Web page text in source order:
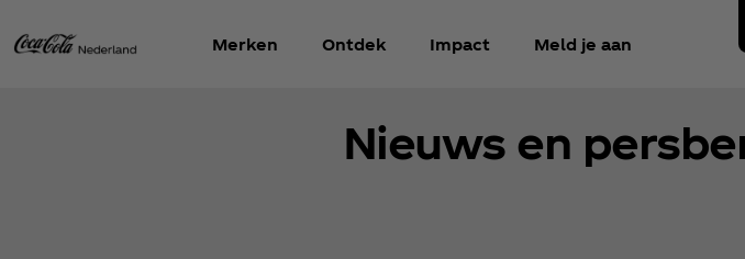
Merken Ontdek Impact Meld je aan
Nieuws en